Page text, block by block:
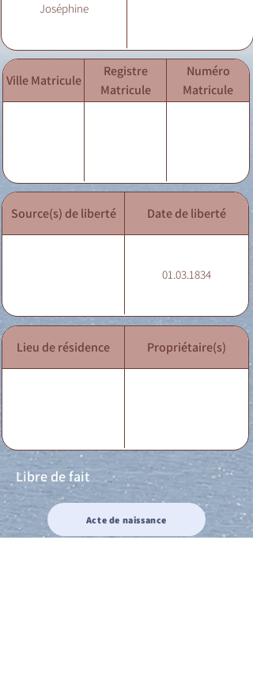
Joséphine
Ville Matricule
Registre
Matricule
Numéro
Matricule
Source(s) de liberté Date de liberté
01.03.1834
Lieu de résidence Propriétaire(s)
Libre de fait
Acte de naissance